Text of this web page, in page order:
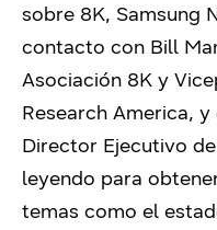
sobre 8K, Samsung
contacto con Bill
Asociación 8K y
Research America,
Director Ejecutivo
leyendo para
temas como el